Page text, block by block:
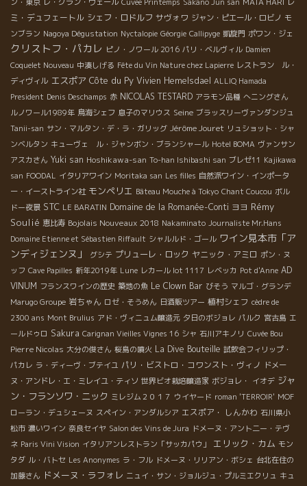
ミ・デュフェートル シェフ・ロドルフ サヴォワ ジャン・ピエール・ロビノ モ
ンブラン Nagoya Dégustation Nyctalopie Géorgie Callipyge 凱旋門 ポワン・ジェ
クリストフ・パカレ ピノ・ノワール 2016 パリ・ベルヴィル Damien
Coquelet Nouveau 中湊しげる Fête du Vin Nature chez Lapierre レストラン ル・
ディヴィル エスポア Côte du Py Vivien Hemelsdael ALLIQ Hamada
President Denis Deschamps 赤 NICOLAS TESTARD アラモン品種 へニングさん
ルノワール1989年 鳥海シェフ 息子のマリウス Seine ブラッスリーヴァンダンジュ
Tanii-san サン・マルタン・デ・ラ・ガリッグ Jérôme Jouret リュショット・シャ
ンベルタン キューヴェ ル・ジャンボン・ブランシャール Hotel BOMA ヴァンサン
アスカさん Yuki san Hoshikawa-san To-han Ishibashi san ブレゼ11 Kajikawa
san FOODAL イタリアワイン Moritaka san Les filles 自然派ワイン・インポータ
ー・イーストライン社 モンペリエ Bâteau Mouche à Tokyo Chant Coucou ボル
ドー夜景 STC LE BARATIN Domaine de la Romanée-Conti ヨヨ Rémy
Soulié 恵比寿 Bojolais Nouveaux 2018 Nakaminato Journaliste Mr.Hans
Domaine Etienne et Sébastien Riffault シャルルド・ゴール ワイン見本市「ア
ンディジェンヌ」
グシテ プリューレ・ロック ヤニック・アミロ ポン・ヌ
ッフ Cave Papilles 新年2019年 Lune レカール lot 1117 レベッカ Pot d'Anne AD
VINUM フランスワインの歴史 築地の魚 Le Clown Bar びそう マルゴ・グランデ
Marugo Groupe 岩ちゃん ロゼ・そうめん 日酒販ツアー 植村シェフ cèdre de
2300 ans Mont Brulius アド・ヴィニュム醸造元 夕日のボジョレ パルク 宮古島 エ
ールドゥロ Sakura Carignan Vieilles Vignes 16 シャ 石川アキノリ Cuvée Bou
Pierre Nicolas 大分の俊さん 桜島の噴火 La Dive Bouteille 試飲会フィリップ・
パカレ ラ・ディーヴ・ブテイユ パリ・ビストロ・コワンスト・ヴィノ ドメー
ヌ・アンドレ・エ・ミレイユ・ティソ 世界ビオ栽培醸造家 ボジョレ・ イオデ ジャ
ン・フランソワ・ニック ミレジム２０１７ ウイヤード roman 'TERROIR' MOF
ローラン・デュシェーヌ スペイン・アンダルシア エスポア・ しんかわ 石川県小
松市 濃いワイン 奈良セイヤ Salon des Vins de Jura ドメーヌ・アント二ー・テヴ
ネ Paris Vini Vision イタリアンレストラン「サッカパウ」 エリック・カム モン
タダ ル・バトセ Les Anonymes ラ・フル ドメーヌ・リリアン・ボシェ 台北在住の
加藤さん ドメーヌ・ラフォレ ニュイ・サン・ジョルジュ・プルミエクリュ キュ